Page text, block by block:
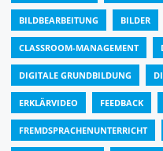
BILDBEARBEITUNG BILDER
CLASSROOM-MANAGEMENT
DIGITALE GRUNDBILDUNG
ERKLÄRVIDEO FEEDBACK
FREMDSPRACHENUNTERRICHT